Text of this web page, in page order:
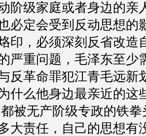
阶级家庭或者身边的亲
必定会受到反动思想的
印，必须深刻反省改造
严重问题，毛泽东至少
反革命罪犯江青毛远新
什么他身边最亲近的这
被无产阶级专政的铁
大责任，自己的思想有